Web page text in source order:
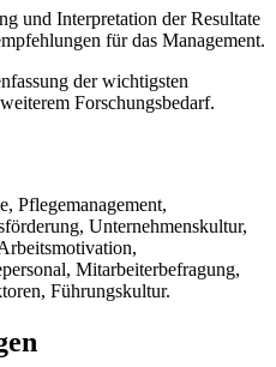
und Interpretation der Resultate
für das Management.
der wichtigsten
Forschungsbedarf.
Pflegemanagement,
Unternehmenskultur,
Mitarbeiterbefragung,
Führungskultur.